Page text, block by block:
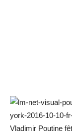
Vladimir Poutine